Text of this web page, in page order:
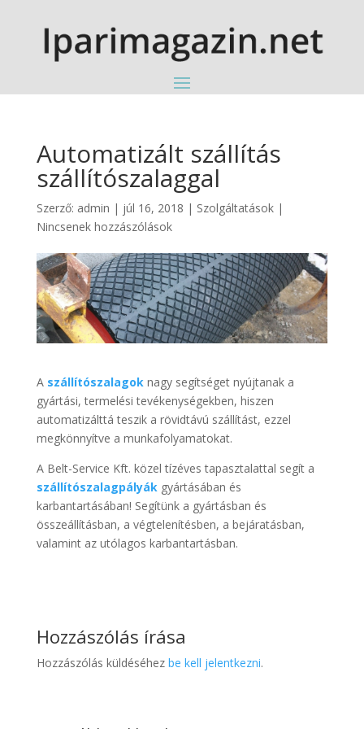
Automatizált szállítás
szállítószalaggal
Szerző: admin | júl 16, 2018 | Szolgáltatások|
Nincsenek hozzászólások
A szállítószalagok nagy segítséget nyújtanak a
gyártási, termelési tevékenységekben, hiszen
automatizálttá teszik a rövidtávú szállítást, ezzel
megkönnyítve a munkafolyamatokat.
A Belt-Service Kft. közel tízéves tapasztalattal segít a
szállítószalagpályák gyártásában és
karbantartásában! Segítünk a gyártásban és
összeállításban, a végtelenítésben, a bejáratásban,
valamint az utólagos karbantartásban.
Hozzászólás írása
Hozzászólás küldéséhez be kell jelentkezni.